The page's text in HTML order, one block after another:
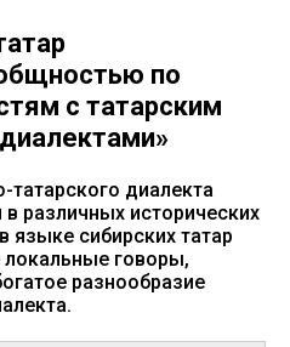
по
с татарским
диалекта
различных исторических
языке сибирских татар
локальные говоры,
разнообразие